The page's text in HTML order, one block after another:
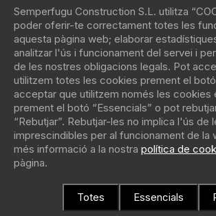
Contacte
Carrer manel farres, 15 - 08172 -
Sant Cugat del Vallès
(+34) 62 088 81 42
contacto@fugu.immo
Semperfugu Construction S.L. utilitza
poder oferir-te correctament totes les
aquesta pàgina web; elaborar
analitzar l'ús i funcionament del servei i
de les nostres obligacions legals. Pot
utilitzem totes les cookies prement el
acceptar que utilitzem només les cookies
prement el botó “Essencials” o pot
“Rebutjar”. Rebutjar-les no implica l'ús de
imprescindibles per al funcionament de la
més informació a la nostra política de
pàgina.
Totes Essencials